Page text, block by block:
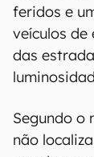
feridos e
veículos de
das
Segundo o
não